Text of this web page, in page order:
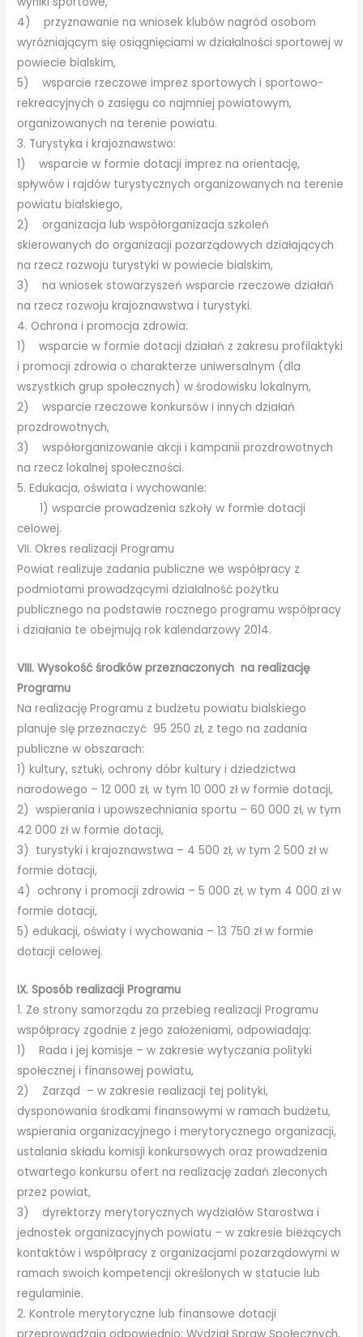
4) przyznawanie na wniosek klubów nagród osobom
wyróżniającym się osiągnięciami w działalności sportowej w
powiecie bialskim,
5) wsparcie rzeczowe imprez sportowych i sportowo-
rekreacyjnych o zasięgu co najmniej powiatowym,
organizowanych na terenie powiatu.
3. Turystyka i krajoznawstwo:
1) wsparcie w formie dotacji imprez na orientację,
spływów i rajdów turystycznych organizowanych na terenie
powiatu bialskiego,
2) organizacja lub współorganizacja szkoleń
skierowanych do organizacji pozarządowych działających
na rzecz rozwoju turystyki w powiecie bialskim,
3) na wniosek stowarzyszeń wsparcie rzeczowe działań
na rzecz rozwoju krajoznawstwa i turystyki.
4. Ochrona i promocja zdrowia:
1) wsparcie w formie dotacji działań z zakresu profilaktyki
i promocji zdrowia o charakterze uniwersalnym (dla
wszystkich grup społecznych) w środowisku lokalnym,
2) wsparcie rzeczowe konkursów i innych działań
prozdrowotnych,
3) współorganizowanie akcji i kampanii prozdrowotnych
na rzecz lokalnej społeczności.
5. Edukacja, oświata i wychowanie:
1) wsparcie prowadzenia szkoły w formie dotacji
celowej.
VII. Okres realizacji Programu
Powiat realizuje zadania publiczne we współpracy z
podmiotami prowadzącymi działalność pożytku
publicznego na podstawie rocznego programu współpracy
i działania te obejmują rok kalendarzowy 2014.
VIII. Wysokość środków przeznaczonych na realizację
Programu
Na realizację Programu z budżetu powiatu bialskiego
planuje się przeznaczyć 95 250 zł, z tego na zadania
publiczne w obszarach:
1) kultury, sztuki, ochrony dóbr kultury i dziedzictwa
narodowego – 12 000 zł, w tym 10 000 zł w formie dotacji,
2) wspierania i upowszechniania sportu – 60 000 zł, w tym
42 000 zł w formie dotacji,
3) turystyki i krajoznawstwa – 4 500 zł, w tym 2 500 zł w
formie dotacji,
4) ochrony i promocji zdrowia – 5 000 zł, w tym 4 000 zł w
formie dotacji,
5) edukacji, oświaty i wychowania – 13 750 zł w formie
dotacji celowej.
IX. Sposób realizacji Programu
1. Ze strony samorządu za przebieg realizacji Programu
współpracy zgodnie z jego założeniami, odpowiadają:
1) Rada i jej komisje – w zakresie wytyczania polityki
społecznej i finansowej powiatu,
2) Zarząd – w zakresie realizacji tej polityki,
dysponowania środkami finansowymi w ramach budżetu,
wspierania organizacyjnego i merytorycznego organizacji,
ustalania składu komisji konkursowych oraz prowadzenia
otwartego konkursu ofert na realizację zadań zleconych
przez powiat,
3) dyrektorzy merytorycznych wydziałów Starostwa i
jednostek organizacyjnych powiatu – w zakresie bieżących
kontaktów i współpracy z organizacjami pozarządowymi w
ramach swoich kompetencji określonych w statucie lub
regulaminie.
2. Kontrole merytoryczne lub finansowe dotacji